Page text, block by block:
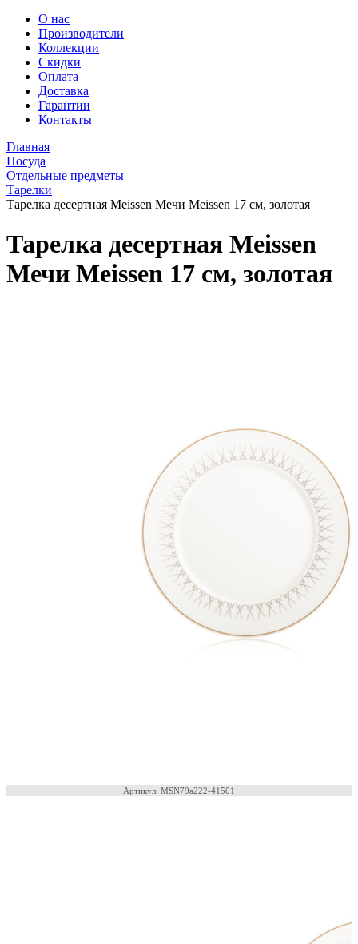
О нас
Производители
Коллекции
Скидки
Оплата
Доставка
Гарантии
Контакты
Главная
Посуда
Отдельные предметы
Тарелки
Тарелка десертная Meissen Мечи Meissen 17 см, золотая
Тарелка десертная Meissen
Мечи Meissen 17 см, золотая
Артикул: MSN79a222-41501